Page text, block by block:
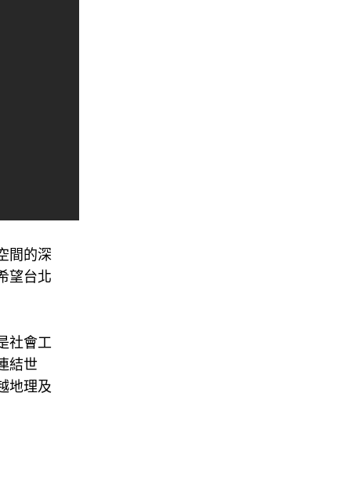
間的深
望台北
社會工
結世
地理及